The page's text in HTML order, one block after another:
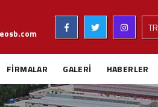
TR
FİRMALAR GALERİ HABERLER